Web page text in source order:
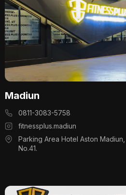
Madiun
0811-3083-5758
fitnessplus.madiun
Parking Area Hotel Aston
No.41.